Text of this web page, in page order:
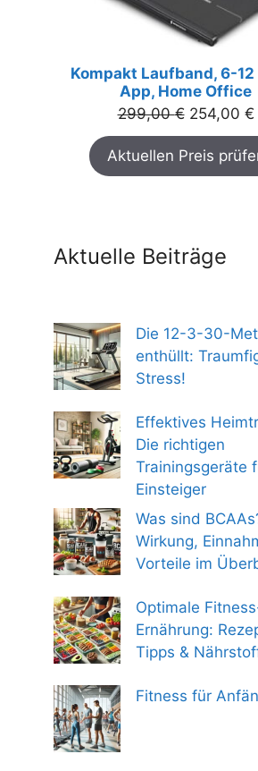
Kompakt Laufband, 6-
App, Home Office
299,00€
Preis
war:
299,00 €
254,00 €
Aktuellen Preis
Aktuelle Beiträge
Die 12-3-30-
enthüllt:
Stress!
Effektives
Die richtigen
Trainingsgeräte
Einsteiger
Was sind
Wirkung,
Vorteile im
Optimale
Ernährung:
Tipps &
Fitness für